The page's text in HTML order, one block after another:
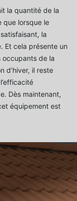
la quantité de la
que lorsque le
la
Et cela présente un
occupants de la
d’hiver, il reste
Dès maintenant,
équipement est